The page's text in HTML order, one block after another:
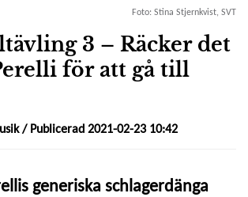
Foto: Stina Stjernkvist, SVT
3 – Räcker det
för att gå till
/ Publicerad 2021-02-23 10:42
generiska schlagerdänga